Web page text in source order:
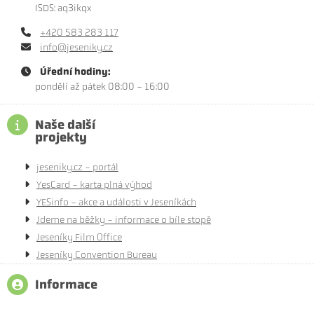
ISDS: aq3ikqx
+420 583 283 117
info@jeseniky.cz
Úřední hodiny:
pondělí až pátek 08:00 - 16:00
Naše další
projekty
jeseniky.cz - portál
YesCard - karta plná výhod
YESinfo - akce a události v Jeseníkách
Jdeme na běžky - informace o bíle stopě
Jeseníky Film Office
Jeseníky Convention Bureau
Informace